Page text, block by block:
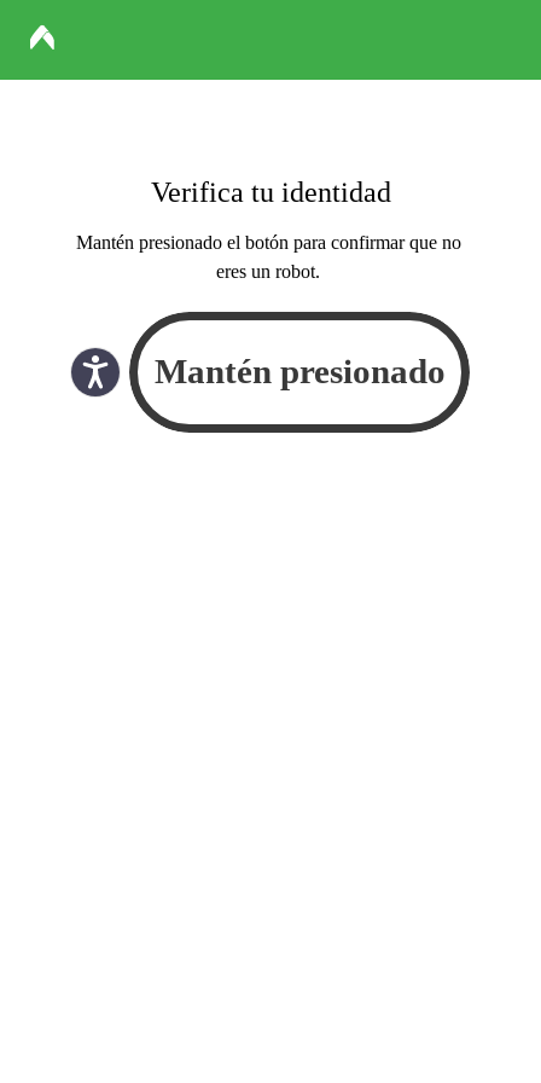
Verifica tu identidad
Mantén presionado el botón para confirmar que no
eres un robot.